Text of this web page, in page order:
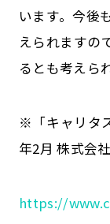
います。今後
えられますの
るとも考えら
※「キャリタ
年2月 株式会
https://